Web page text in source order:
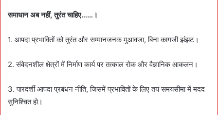
समाधान अब नहीं, तुरंत चाहिए……।
1. आपदा प्रभावितों को तुरंत और सम्मानजनक मुआवजा, बिना कागजी झंझट।
2. संवेदनशील क्षेत्रों में निर्माण कार्य पर तत्काल रोक और वैज्ञानिक आकलन।
3. पारदर्शी आपदा प्रबंधन नीति, जिसमें प्रभावितों के लिए तय समयसीमा में मदद
सुनिश्चित हो।